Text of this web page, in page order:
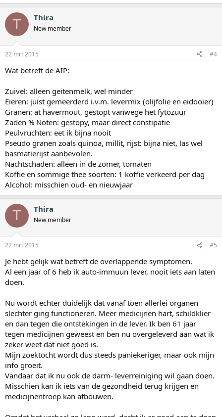
T Thira
New member
22 mrt 2015 #4
Wat betreft de AIP:
Zuivel: alleen geitenmelk, wel minder
Eieren: juist gemeerderd i.v.m. levermix (olijfolie en eidooier)
Granen: at havermout, gestopt vanwege het fytozuur
Zaden % Noten: gestopy, maar direct constipatie
Peulvruchten: eet ik bijna nooit
Pseudo granen zoals quinoa, millit, rijst: bijna niet, las wel
basmatierijst aanbevolen.
Nachtschaden: alleen in de zomer, tomaten
Koffie en sommige thee soorten: 1 koffie verkeerd per dag
Alcohol: misschien oud- en nieuwjaar
T Thira
New member
22 mrt 2015 #5
Je hebt gelijk wat betreft de overlappende symptomen.
Al een jaar of 6 heb ik auto-immuun lever, nooit iets aan laten
doen.
Nu wordt echter duidelijk dat vanaf toen allerlei organen
slechter ging functioneren. Meer medicijnen hart, schildklier
en dan tegen die ontstekingen in de lever. Ik ben 61 jaar
tegen medicijnen geweest en ben nu overgeleverd aan wat ik
zeker weet dat niet goed is.
Mijn zoektocht wordt dus steeds paniekeriger, maar ook mijn
info groeit.
Vandaar dat ik nu ook de darm- leverreiniging wil gaan doen.
Misschien kan ik iets van de gezondheid terug krijgen en
medicijnentroep kan afbouwen.